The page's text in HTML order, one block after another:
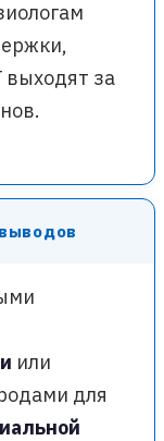
за
или
для